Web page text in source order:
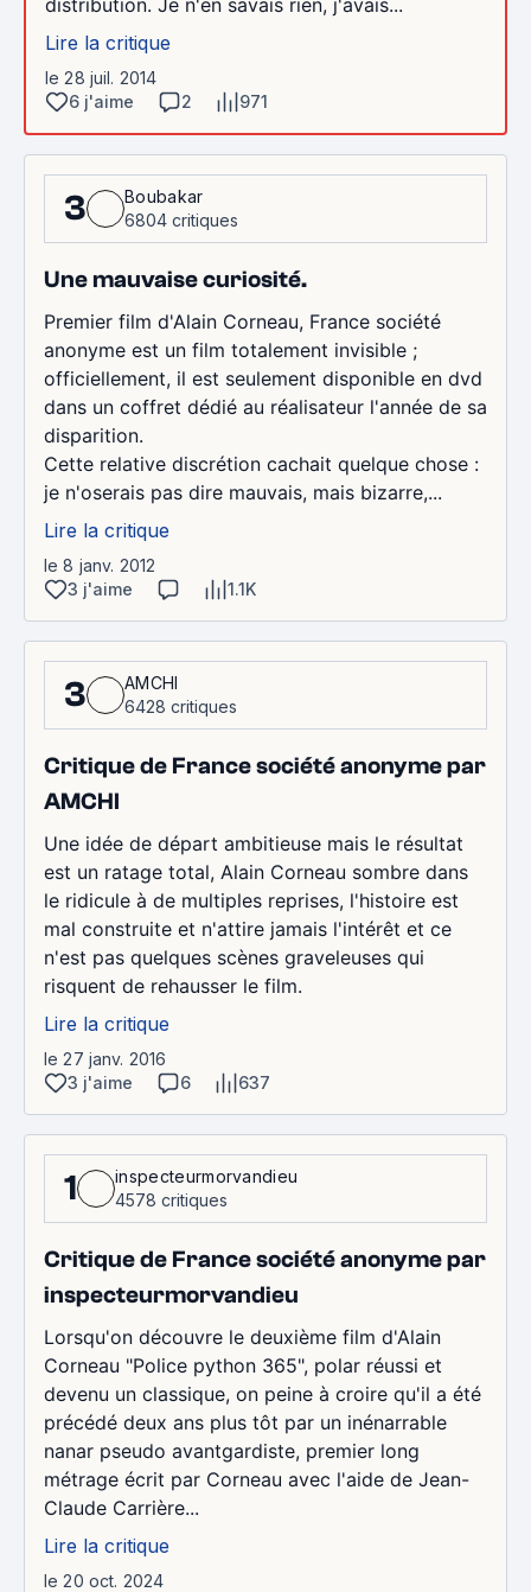
distribution. Je n'en savais rien, j'avais...
Lire la critique
le 28 juil. 2014
6 j'aime
2 971
3
Boubakar
6804 critiques
Une mauvaise curiosité.
Premier film d'Alain Corneau, France société
anonyme est un film totalement invisible ;
officiellement, il est seulement disponible en dvd
dans un coffret dédié au réalisateur l'année de sa
disparition.
Cette relative discrétion cachait quelque chose :
je n'oserais pas dire mauvais, mais bizarre,...
Lire la critique
le 8 janv. 2012
3 j'aime
1.1K
3
AMCHI
6428 critiques
Critique de France société anonyme par
AMCHI
Une idée de départ ambitieuse mais le résultat
est un ratage total, Alain Corneau sombre dans
le ridicule à de multiples reprises, l'histoire est
mal construite et n'attire jamais l'intérêt et ce
n'est pas quelques scènes graveleuses qui
risquent de rehausser le film.
Lire la critique
le 27 janv. 2016
3 j'aime
6 637
1
inspecteurmorvandieu
4578 critiques
Critique de France société anonyme par
inspecteurmorvandieu
Lorsqu'on découvre le deuxième film d'Alain
Corneau "Police python 365", polar réussi et
devenu un classique, on peine à croire qu'il a été
précédé deux ans plus tôt par un inénarrable
nanar pseudo avantgardiste, premier long
métrage écrit par Corneau avec l'aide de Jean-
Claude Carrière...
Lire la critique
le 20 oct. 2024